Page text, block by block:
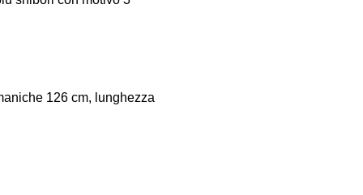
126 cm, lunghezza